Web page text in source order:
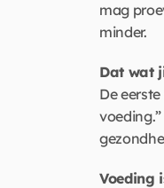
mag
minder.
Dat wat
De
Voeding